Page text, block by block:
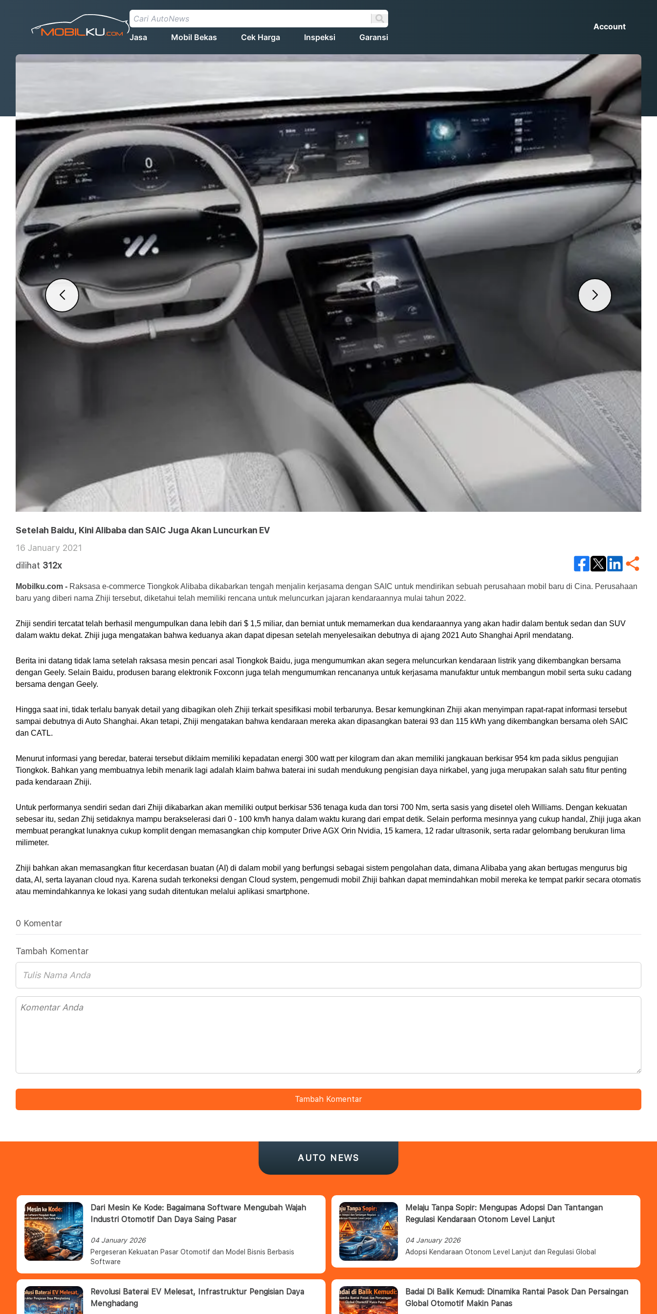
Jasa Mobil Bekas Cek Harga Inspeksi Garansi
Account
Setelah Baidu, Kini Alibaba dan SAIC Juga Akan Luncurkan EV
16 January 2021
dilihat 312x
Mobilku.com - Raksasa e-commerce Tiongkok Alibaba dikabarkan tengah menjalin kerjasama dengan SAIC untuk mendirikan sebuah perusahaan mobil baru di Cina. Perusahaan
baru yang diberi nama Zhiji tersebut, diketahui telah memiliki rencana untuk meluncurkan jajaran kendaraannya mulai tahun 2022.
Zhiji sendiri tercatat telah berhasil mengumpulkan dana lebih dari $ 1,5 miliar, dan berniat untuk memamerkan dua kendaraannya yang akan hadir dalam bentuk sedan dan SUV
dalam waktu dekat. Zhiji juga mengatakan bahwa keduanya akan dapat dipesan setelah menyelesaikan debutnya di ajang 2021 Auto Shanghai April mendatang.
Berita ini datang tidak lama setelah raksasa mesin pencari asal Tiongkok Baidu, juga mengumumkan akan segera meluncurkan kendaraan listrik yang dikembangkan bersama
dengan Geely. Selain Baidu, produsen barang elektronik Foxconn juga telah mengumumkan rencananya untuk kerjasama manufaktur untuk membangun mobil serta suku cadang
bersama dengan Geely.
Hingga saat ini, tidak terlalu banyak detail yang dibagikan oleh Zhiji terkait spesifikasi mobil terbarunya. Besar kemungkinan Zhiji akan menyimpan rapat-rapat informasi tersebut
sampai debutnya di Auto Shanghai. Akan tetapi, Zhiji mengatakan bahwa kendaraan mereka akan dipasangkan baterai 93 dan 115 kWh yang dikembangkan bersama oleh SAIC
dan CATL.
Menurut informasi yang beredar, baterai tersebut diklaim memiliki kepadatan energi 300 watt per kilogram dan akan memiliki jangkauan berkisar 954 km pada siklus pengujian
Tiongkok. Bahkan yang membuatnya lebih menarik lagi adalah klaim bahwa baterai ini sudah mendukung pengisian daya nirkabel, yang juga merupakan salah satu fitur penting
pada kendaraan Zhiji.
Untuk performanya sendiri sedan dari Zhiji dikabarkan akan memiliki output berkisar 536 tenaga kuda dan torsi 700 Nm, serta sasis yang disetel oleh Williams. Dengan kekuatan
sebesar itu, sedan Zhij setidaknya mampu berakselerasi dari 0 - 100 km/h hanya dalam waktu kurang dari empat detik. Selain performa mesinnya yang cukup handal, Zhiji juga akan
membuat perangkat lunaknya cukup komplit dengan memasangkan chip komputer Drive AGX Orin Nvidia, 15 kamera, 12 radar ultrasonik, serta radar gelombang berukuran lima
milimeter.
Zhiji bahkan akan memasangkan fitur kecerdasan buatan (AI) di dalam mobil yang berfungsi sebagai sistem pengolahan data, dimana Alibaba yang akan bertugas mengurus big
data, AI, serta layanan cloud nya. Karena sudah terkoneksi dengan Cloud system, pengemudi mobil Zhiji bahkan dapat memindahkan mobil mereka ke tempat parkir secara otomatis
atau memindahkannya ke lokasi yang sudah ditentukan melalui aplikasi smartphone.
0 Komentar
Tambah Komentar
Tambah Komentar
AUTO NEWS
Dari Mesin Ke Kode: Bagaimana Software Mengubah Wajah
Industri Otomotif Dan Daya Saing Pasar
04 January 2026
Pergeseran Kekuatan Pasar Otomotif dan Model Bisnis Berbasis
Software
Melaju Tanpa Sopir: Mengupas Adopsi Dan Tantangan
Regulasi Kendaraan Otonom Level Lanjut
04 January 2026
Adopsi Kendaraan Otonom Level Lanjut dan Regulasi Global
Revolusi Baterai EV Melesat, Infrastruktur Pengisian Daya
Menghadang
Badai Di Balik Kemudi: Dinamika Rantai Pasok Dan Persaingan
Global Otomotif Makin Panas